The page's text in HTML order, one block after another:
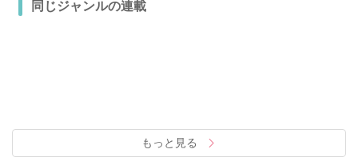
同じジャンルの連載
もっと見る